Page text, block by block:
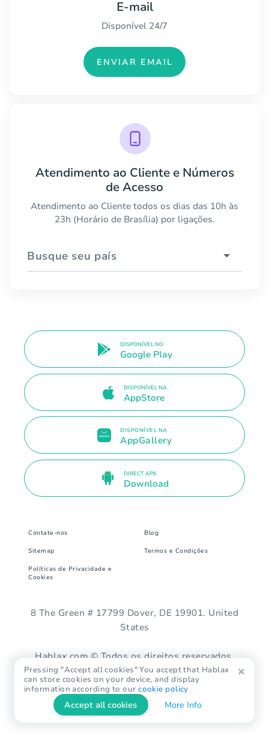
E-mail
Disponível 24/7
ENVIAR EMAIL
Atendimento ao Cliente e Números
de Acesso
Atendimento ao Cliente todos os dias das 10h às
23h (Horário de Brasília) por ligações.
Busque seu país
DISPONÍVEL NO
Google Play
DISPONÍVEL NA
AppStore
DISPONÍVEL NA
AppGallery
DIRECT APK
Download
Contate-nos Blog
Sitemap Termos e Condições
Políticas de Privacidade e
Cookies
8 The Green # 17799 Dover, DE 19901. United
States
Hablax.com © Todos os direitos reservados.
Pressing "Accept all cookies" You accept that Hablax
can store cookies on your device, and display
information according to ourcookie policy
Accept all cookies More Info